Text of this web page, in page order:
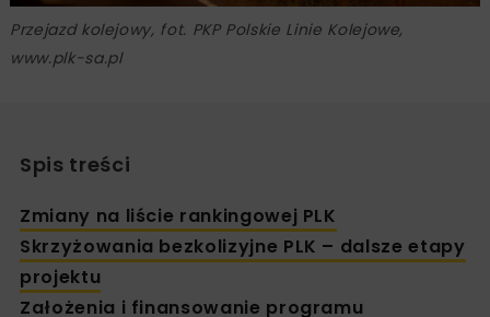
Przejazd kolejowy, fot. PKP Polskie Linie Kolejowe,
www.plk-sa.pl
Spis treści
Zmiany na liście rankingowej PLK
Skrzyżowania bezkolizyjne PLK – dalsze etapy
projektu
Założenia i finansowanie programu